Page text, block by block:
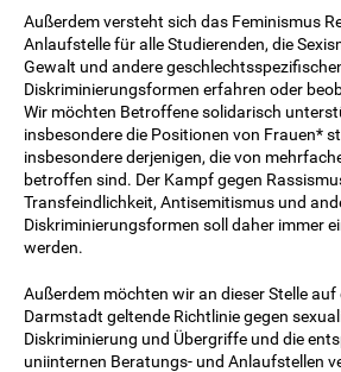
Außerdem versteht sich das Feminismus
Anlaufstelle für alle Studierenden, die
Gewalt und andere
Diskriminierungsformen erfahren oder
Wir möchten Betroffene solidarisch
insbesondere die Positionen von Frauen*
insbesondere derjenigen, die von
betroffen sind. Der Kampf gegen
Transfeindlichkeit, Antisemitismus und
Diskriminierungsformen soll daher immer
werden.
Außerdem möchten wir an dieser Stelle auf
Darmstadt geltende Richtlinie gegen
Diskriminierung und Übergriffe und die
uniinternen Beratungs- und Anlaufstellen